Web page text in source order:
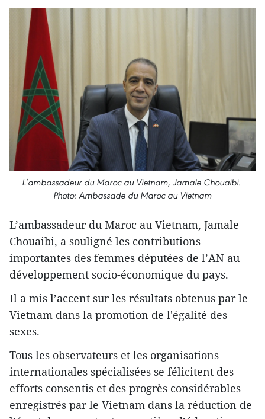
L’ambassadeur du Maroc au Vietnam, Jamale Chouaibi.
Photo: Ambassade du Maroc au Vietnam
L’ambassadeur du Maroc au Vietnam, Jamale
Chouaibi, a souligné les contributions
importantes des femmes députées de l’AN au
développement socio-économique du pays.
Il a mis l’accent sur les résultats obtenus par le
Vietnam dans la promotion de l'égalité des
sexes.
Tous les observateurs et les organisations
internationales spécialisées se félicitent des
efforts consentis et des progrès considérables
enregistrés par le Vietnam dans la réduction de